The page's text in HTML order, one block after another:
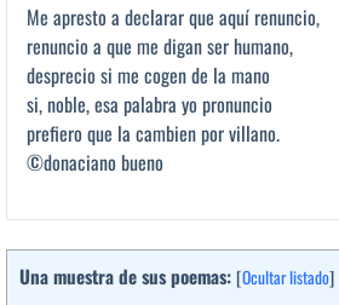
Me apresto a declarar que aquí renuncio,
renuncio a que me digan ser humano,
desprecio si me cogen de la mano
si, noble, esa palabra yo pronuncio
prefiero que la cambien por villano.
©donaciano bueno
Una muestra de sus poemas: [Ocultar listado]